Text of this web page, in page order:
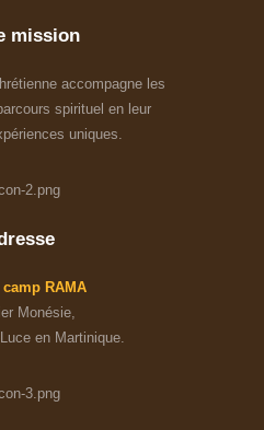
mission
accompagne les
spirituel en leur
uniques.
RAMA
Monésie,
en Martinique.